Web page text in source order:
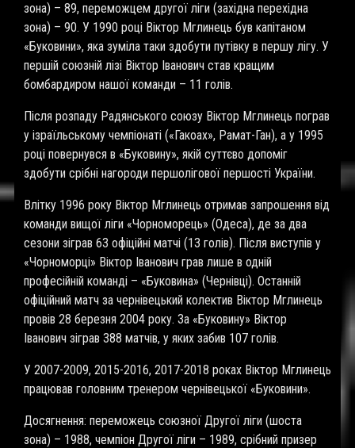
зона) – 89, переможцем другої ліги (західна перехідна
зона) – 90. У 1990 році Віктор Мглинець був капітаном
«Буковини», яка зуміла таки здобути путівку в першу лігу. У
першій союзній лізі Віктор Іванович став кращим
бомбардиром нашої команди – 11 голів.
Після розпаду Радянського союзу Віктор Мглинець пограв
у ізраїльському чемпіонаті («Гакоах», Рамат-Ган), а у 1995
році повернувся в «Буковину», якій суттєво допоміг
здобути срібні нагороди першолігової першості України.
Влітку 1996 року Віктор Мглинець отримав запрошення від
команди вищої ліги «Чорноморець» (Одеса), де за два
сезони зіграв 63 офіційні матчі (13 голів). Після виступів у
«Чорноморці» Віктор Іванович грав лише в одній
професійній команді – «Буковина» (Чернівці). Останній
офіційний матч за чернівецький колектив Віктор Мглинець
провів 28 березня 2004 року. За «Буковину» Віктор
Іванович зіграв 388 матчів, у яких забив 107 голів.
У 2007-2009, 2015-2016, 2017-2018 роках Віктор Мглинець
працював головним тренером чернівецької «Буковини».
Досягнення: переможець союзної Другої ліги (шоста
зона) – 1988, чемпіон Другої ліги – 1989, срібний призер